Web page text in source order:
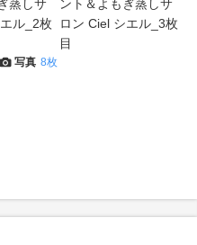
写真 8枚